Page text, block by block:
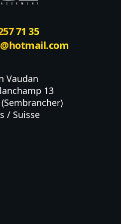
71 35
Vaudan
13
/ Suisse